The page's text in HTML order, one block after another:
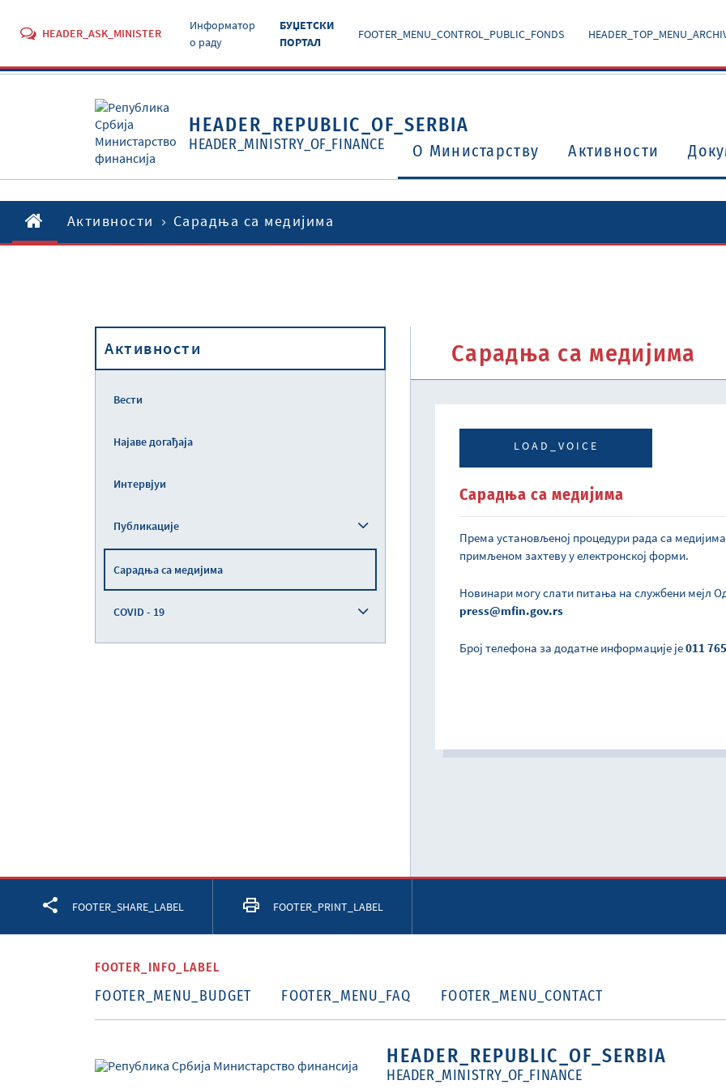
HEADER_ASK_MINISTER
Информатор
о раду
БУЏЕТСКИ
ПОРТАЛ
FOOTER_MENU_CONTROL_PUBLIC_FONDS
HEADER_REPUBLIC_OF_SERBIA
HEADER_MINISTRY_OF_FINANCE O Министарству Активности
Активности Сарадња са медијима
Активности
Вести
Најаве догађаја
Интервјуи
Публикације
Сарадња са медијима
COVID - 19
Сарадња са медијима
LOAD_VOICE
Сарадња са медијима
Према установљеној процедури рада са
примљеном захтеву у електронској форми.
Новинари могу слати питања на службени мејл
press@mfin.gov.rs
Број телефона за додатне информације је011
FOOTER_SHARE_LABEL
Facebook Twitter LinkedIn
FOOTER_PRINT_LABEL
FOOTER_INFO_LABEL
FOOTER_MENU_BUDGET FOOTER_MENU_FAQ FOOTER_MENU_CONTACT
HEADER_REPUBLIC_OF_SERBIA
HEADER_MINISTRY_OF_FINANCE